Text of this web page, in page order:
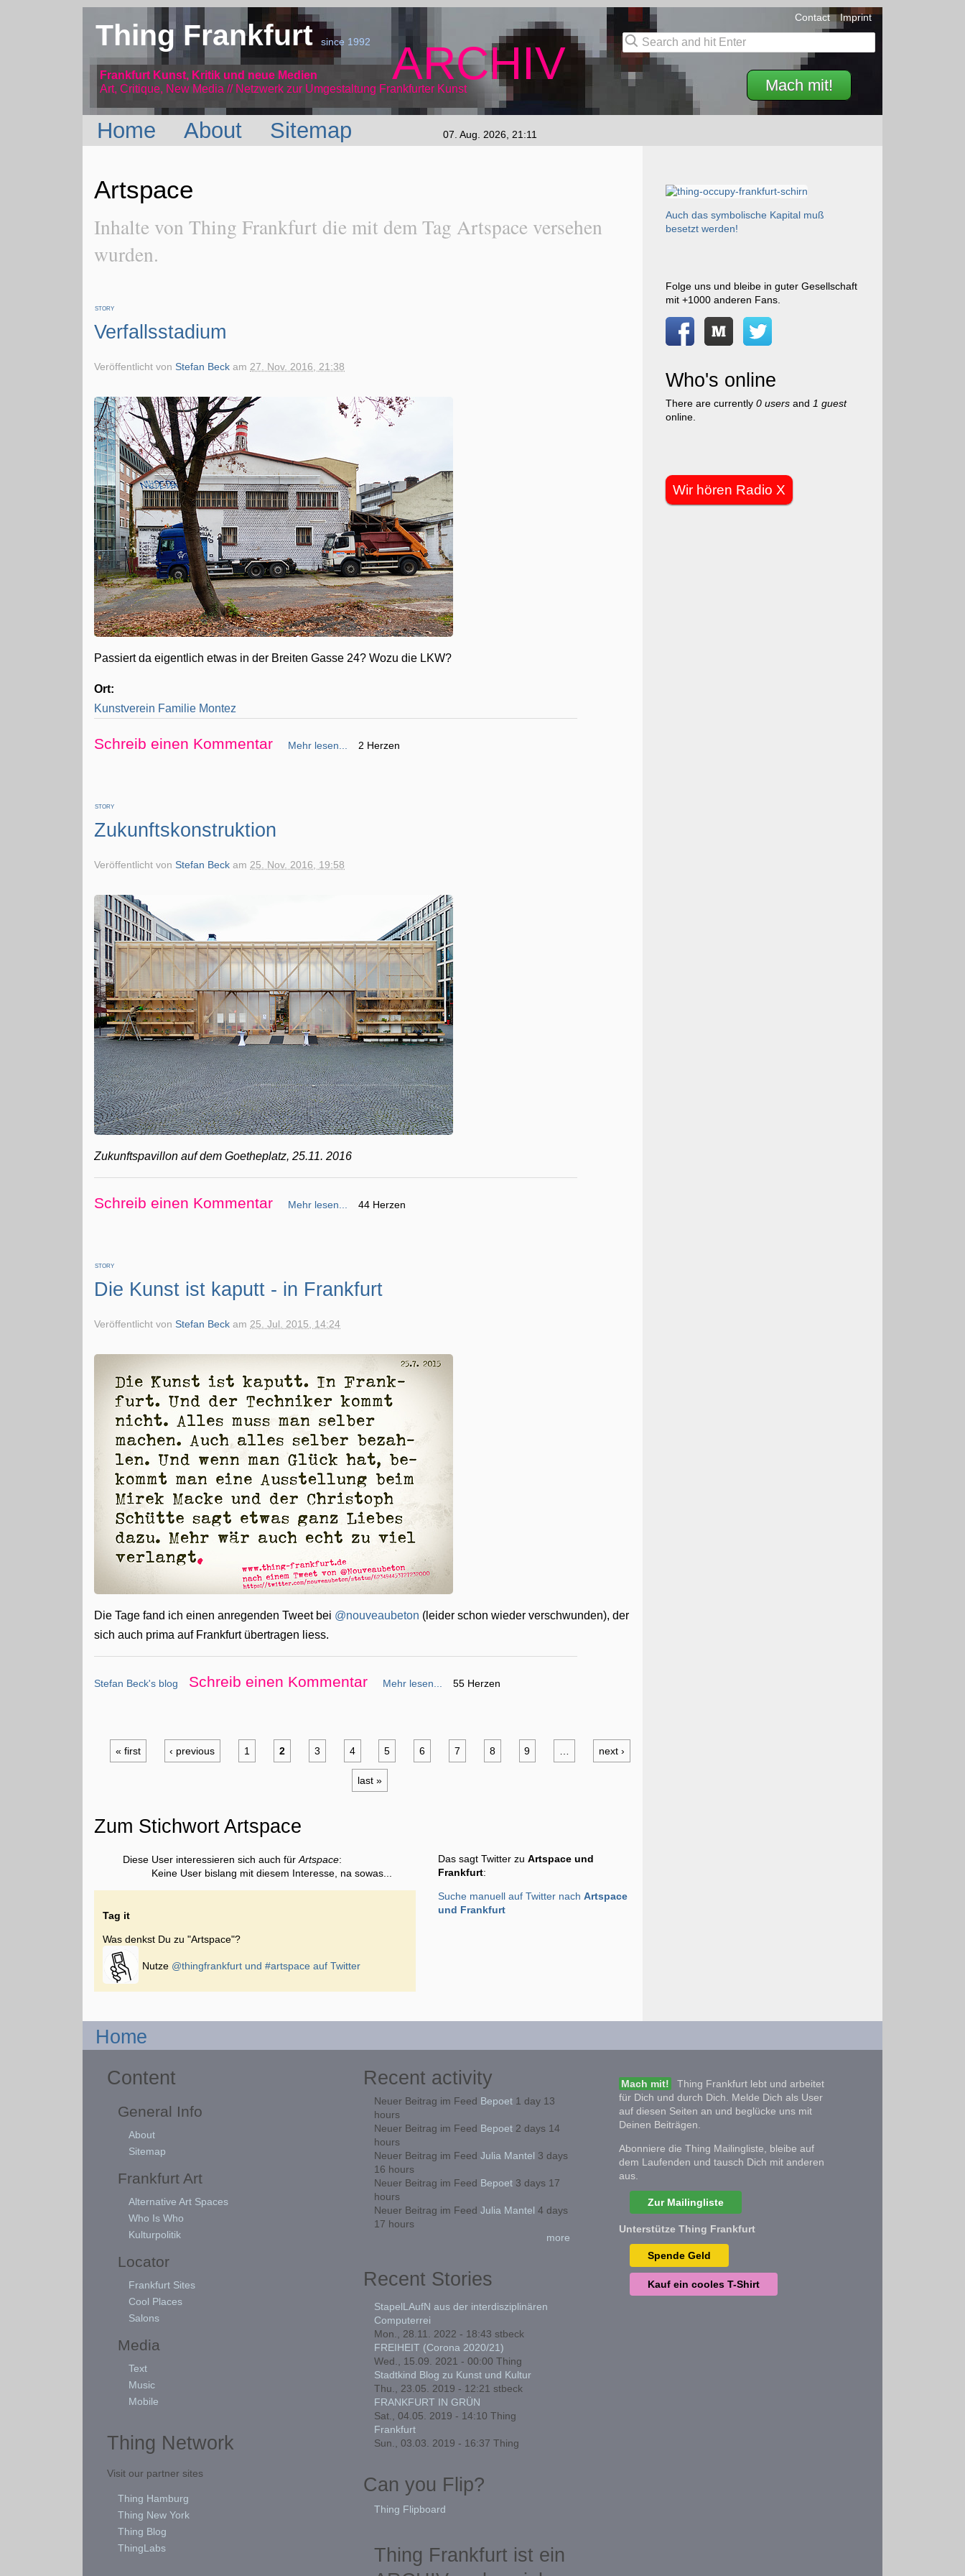
Thing Frankfurtsince 1992
Frankfurt Kunst, Kritik und neue Medien
Art, Critique, New Media // Netzwerk
ARCHIV
zur Umgestaltung Frankfurter Kunst Mach mit!
Contact Imprint
Home About Sitemap 07. Aug. 2026, 21:11
Artspace
Inhalte von Thing Frankfurt die mit dem Tag Artspace versehen
wurden.
STORY
Verfallsstadium
Veröffentlicht vonStefan Beck am27. Nov. 2016, 21:38
Passiert da eigentlich etwas in der Breiten Gasse 24? Wozu die LKW?
Ort:
Kunstverein Familie Montez
Schreib einen Kommentar Mehr lesen... 2 Herzen
STORY
Zukunftskonstruktion
Veröffentlicht vonStefan Beck am25. Nov. 2016, 19:58
Zukunftspavillon auf dem Goetheplatz, 25.11. 2016
Schreib einen Kommentar Mehr lesen... 44 Herzen
STORY
Die Kunst ist kaputt - in Frankfurt
Veröffentlicht vonStefan Beck am25. Jul. 2015, 14:24
Die Tage fand ich einen anregenden Tweet bei @nouveaubeton (leider schon wieder verschwunden), der
sich auch prima auf Frankfurt übertragen liess.
Stefan Beck's blog Schreib einen Kommentar Mehr lesen... 55 Herzen
« first ‹ previous 1 2 3 4 5 6 7 8 9 next ›
last »
Zum Stichwort Artspace
Diese User interessieren sich auch fürArtspace:
Keine User bislang mit diesem Interesse, na sowas...
Tag it
Was denkst Du zu "Artspace"?
Nutze @thingfrankfurt und#artspace auf Twitter
Das sagt Twitter zu Artspace und
Frankfurt:
Suche manuell auf Twitter nach Artspace
und Frankfurt
Auch das symbolische Kapital muß
besetzt werden!
Folge uns und bleibe in guter Gesellschaft
mit +1000 anderen Fans.
Who's online
There are currently 0 usersand 1 guest
online.
Wir hören Radio X
Home
Content
General Info
About
Sitemap
Frankfurt Art
Alternative Art Spaces
Who Is Who
Kulturpolitik
Locator
Frankfurt Sites
Cool Places
Salons
Media
Text
Music
Mobile
Thing Network
Visit our partner sites
Thing Hamburg
Thing New York
Thing Blog
ThingLabs
Recent activity
Neuer Beitrag im Feed Bepoet1 day 13
hours
Neuer Beitrag im Feed Bepoet2 days 14
hours
Neuer Beitrag im Feed Julia Mantel 3 days
16 hours
Neuer Beitrag im Feed Bepoet3 days 17
hours
Neuer Beitrag im Feed Julia Mantel 4 days
17 hours
more
Recent Stories
StapelLAufN aus der interdisziplinären
Computerrei
Mon., 28.11. 2022 - 18:43 stbeck
FREIHEIT (Corona 2020/21)
Wed., 15.09. 2021 - 00:00 Thing
Stadtkind Blog zu Kunst und Kultur
Thu., 23.05. 2019 - 12:21 stbeck
FRANKFURT IN GRÜN
Sat., 04.05. 2019 - 14:10 Thing
Frankfurt
Sun., 03.03. 2019 - 16:37 Thing
Can you Flip?
Thing Flipboard
Thing Frankfurt ist ein
Mach mit!
Thing Frankfurt lebt und arbeitet
für Dich und durch Dich. Melde Dich als User
auf diesen Seiten an und beglücke uns mit
Deinen Beiträgen.
Abonniere die Thing Mailingliste, bleibe auf
dem Laufenden und tausch Dich mit anderen
aus.
Zur Mailingliste
Unterstütze Thing Frankfurt
Spende Geld
Kauf ein cooles T-Shirt